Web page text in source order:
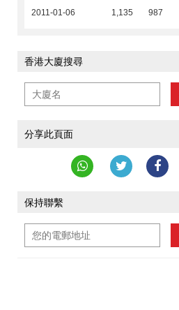
2011-01-06
1,135 987
香港大廈搜尋
分享此頁面
保持聯繫